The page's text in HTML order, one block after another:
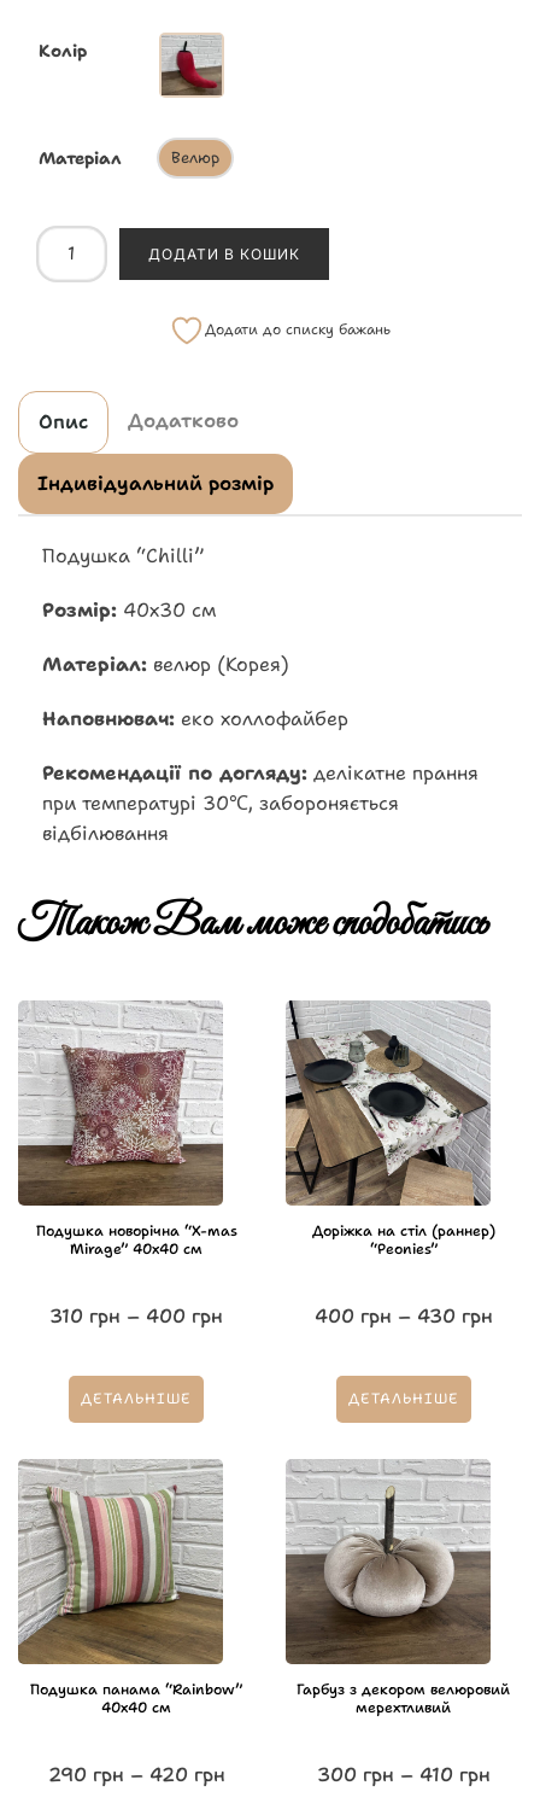
Колір
Матеріал Велюр
ДОДАТИ В КОШИК
Додати до списку бажань
Опис Додатково
Індивідуальний розмір
Подушка “Chilli”
Розмір: 40х30 см
Матеріал: велюр (Корея)
Наповнювач: еко холлофайбер
Рекомендації по догляду: делікатне прання
при температурі 30℃, забороняється
відбілювання
Також Вам може сподобатись
Подушка новорічна “X-mas
Mirage” 40х40 см
310 грн – 400 грн
ДЕТАЛЬНІШЕ
Доріжка на стіл (раннер)
“Peonies”
400 грн – 430 грн
ДЕТАЛЬНІШЕ
Подушка панама “Rainbow”
40х40 см
290 грн – 420 грн
Гарбуз з декором велюровий
мерехтливий
300 грн – 410 грн